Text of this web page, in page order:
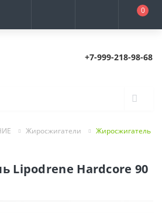
0
+7-999-218-98-68
Жиросжигатели
Жиросжигатель
Lipodrene Hardcore 90